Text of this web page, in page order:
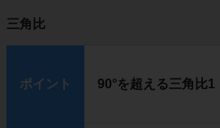
三角比
ポイント 90°を超える三角比1